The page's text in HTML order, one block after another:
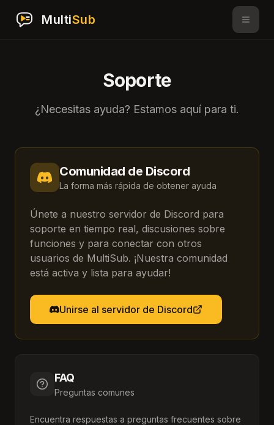
MultiSub
Soporte
¿Necesitas ayuda? Estamos aquí para ti.
Comunidad de Discord
La forma más rápida de obtener ayuda
Únete a nuestro servidor de Discord para
soporte en tiempo real, discusiones sobre
funciones y para conectar con otros
usuarios de MultiSub. ¡Nuestra comunidad
está activa y lista para ayudar!
Unirse al servidor de Discord
FAQ
Preguntas comunes
Encuentra respuestas a preguntas frecuentes sobre